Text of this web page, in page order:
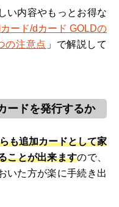
い内容やもっとお得な
ード/dカード GOLDの
の注意点 」で解説して
ードを発行するか
も追加カードとして家
ことが出来ますので、
いた方が楽に手続き出